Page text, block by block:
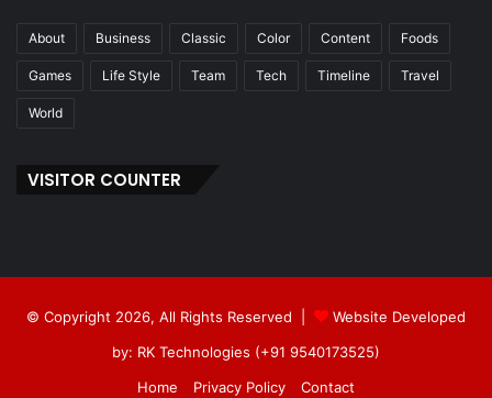
About Business Classic Color Content Foods
Games Life Style Team Tech Timeline Travel
World
VISITOR COUNTER
© Copyright 2026, All Rights Reserved |
Website Developed
by: RK Technologies (+91 9540173525)
Home
Privacy Policy Contact